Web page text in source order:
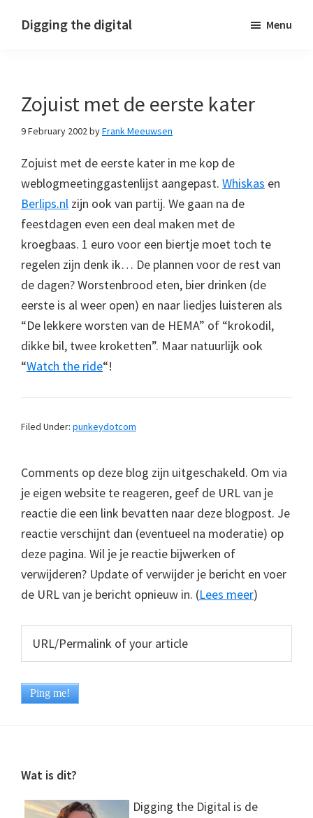
Digging the digital Menu
Zojuist met de eerste kater
9 February 2002byFrank Meeuwsen
Zojuist met de eerste kater in me kop de
weblogmeetinggastenlijst aangepast. Whiskas en
Berlips.nl zijn ook van partij. We gaan na de
feestdagen even een deal maken met de
kroegbaas. 1 euro voor een biertje moet toch te
regelen zijn denk ik… De plannen voor de rest van
de dagen? Worstenbrood eten, bier drinken (de
eerste is al weer open) en naar liedjes luisteren als
“De lekkere worsten van de HEMA” of “krokodil,
dikke bil, twee kroketten”. Maar natuurlijk ook
“Watch the ride“!
Filed Under: punkeydotcom
Comments op deze blog zijn uitgeschakeld. Om via
je eigen website te reageren, geef de URL van je
reactie die een link bevatten naar deze blogpost. Je
reactie verschijnt dan (eventueel na moderatie) op
deze pagina. Wil je je reactie bijwerken of
verwijderen? Update of verwijder je bericht en voer
de URL van je bericht opnieuw in. (Lees meer)
Footer
Wat is dit?
Digging the Digital is de